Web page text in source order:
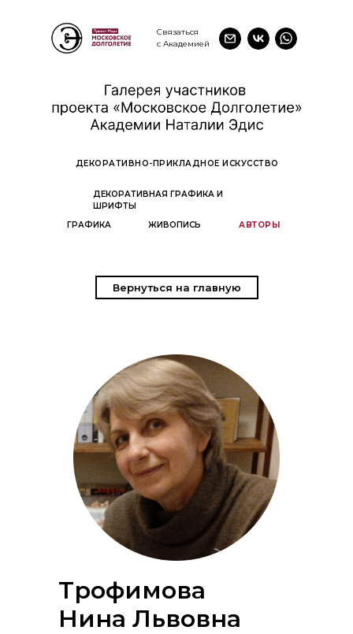
Связаться
с Академией
ГРАФИКА ЖИВОПИСЬ
ДЕКОРАТИВНАЯ ГРАФИКА И
ШРИФТЫ
ДЕКОРАТИВНО-ПРИКЛАДНОЕ ИСКУССТВО
АВТОРЫ
Вернуться на главную
Трофимова
Нина Львовна